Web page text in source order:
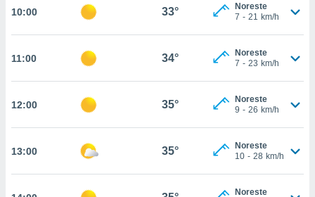
la
nuestros
en
10:00 33°
Noreste
7 - 21 km/h
11:00 34°
Noreste
7 - 23 km/h
12:00 35°
Noreste
9 - 26 km/h
13:00 35°
Noreste
10 - 28 km/h
Noreste